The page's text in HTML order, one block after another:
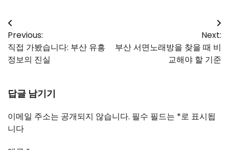
글
탐
색
Previous:
직접 가봤습니다: 부산 유흥
정보의 진실
Next:
부산 서면노래방을 찾을 때 비
교해야 할 기준
답글 남기기
이메일 주소는 공개되지 않습니다. 필수 필드는 *로 표시됩
니다